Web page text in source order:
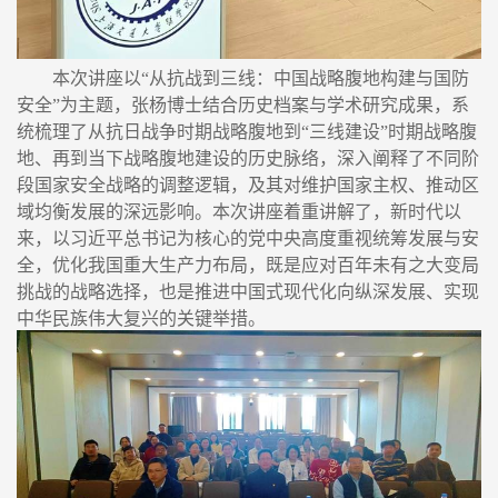
本次讲座以“从抗战到三线：中国战略腹地构建与国防
安全”为主题，张杨博士结合历史档案与学术研究成果，系
统梳理了从抗日战争时期战略腹地到“三线建设”时期战略腹
地、再到当下战略腹地建设的历史脉络，深入阐释了不同阶
段国家安全战略的调整逻辑，及其对维护国家主权、推动区
域均衡发展的深远影响。本次讲座着重讲解了，新时代以
来，以习近平总书记为核心的党中央高度重视统筹发展与安
全，优化我国重大生产力布局，既是应对百年未有之大变局
挑战的战略选择，也是推进中国式现代化向纵深发展、实现
中华民族伟大复兴的关键举措。